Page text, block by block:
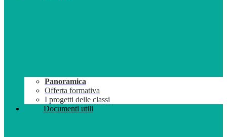
Panoramica
Offerta formativa
I progetti delle classi
Documenti utili